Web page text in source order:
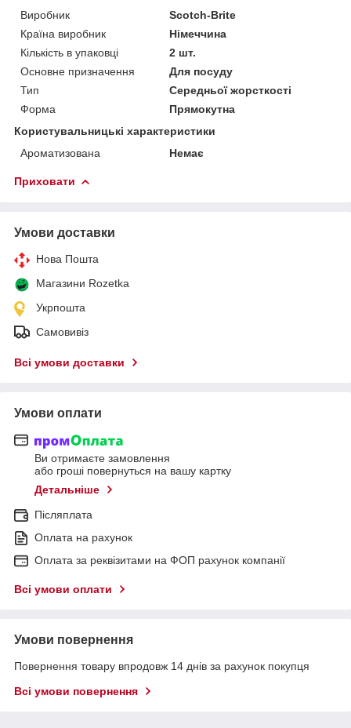
Виробник
Scotch-Brite
Країна виробник
Німеччина
Кількість в упаковці
2 шт.
Основне призначення
Для посуду
Тип
Середньої жорсткості
Форма
Прямокутна
Користувальницькі характеристики
Ароматизована
Немає
Приховати
Умови доставки
Нова Пошта
Магазини Rozetka
Укрпошта
Самовивіз
Всі умови доставки
Умови оплати
Ви отримаєте замовлення
або гроші повернуться на вашу картку
Детальніше
Післяплата
Оплата на рахунок
Оплата за реквізитами на ФОП рахунок компанії
Всі умови оплати
Умови повернення
Повернення товару впродовж 14 днів за рахунок покупця
Всі умови повернення